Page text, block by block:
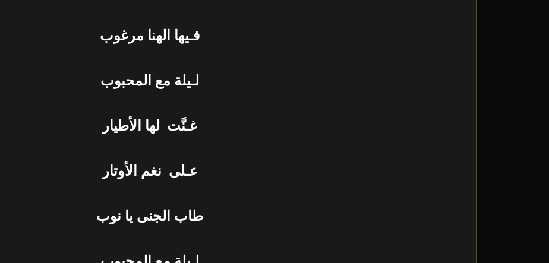
فـيها الهنا مرغوب
لـيلة مع المحبوب
غـنَّت لها الأطيار
عـلى نغم الأوتار
طاب الجنى يا نوب